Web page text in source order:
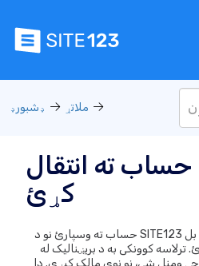
ملاتړ ډشبورډ
حساب ته انتقال
کړئ
کله چې تاسو غواړئ یوه پروژه بل SITE123 حساب ته وسپارئ نو د
ترلاسه کوونکی به د بریښنالیک له
چې ومنل شي، نو نوی مالک کیږي. دا